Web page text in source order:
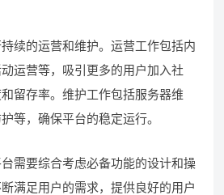
续的运营和维护。运营工作包括内
运营等，吸引更多的用户加入社
留存率。维护工作包括服务器维
等，确保平台的稳定运行。
需要综合考虑必备功能的设计和操
满足用户的需求，提供良好的用户